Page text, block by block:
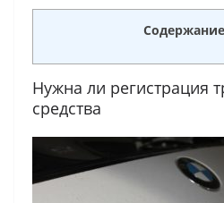
Содержание
Нужна ли регистрация
средства